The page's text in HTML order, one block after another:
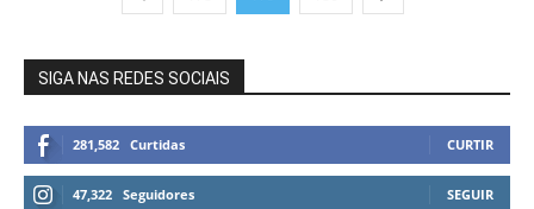
SIGA NAS REDES SOCIAIS
281,582 Curtidas CURTIR
47,322 Seguidores SEGUIR